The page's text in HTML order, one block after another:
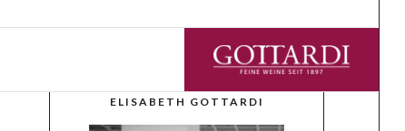
GOTTARDI FEINE WEINE
ELISABETH GOTTARDI